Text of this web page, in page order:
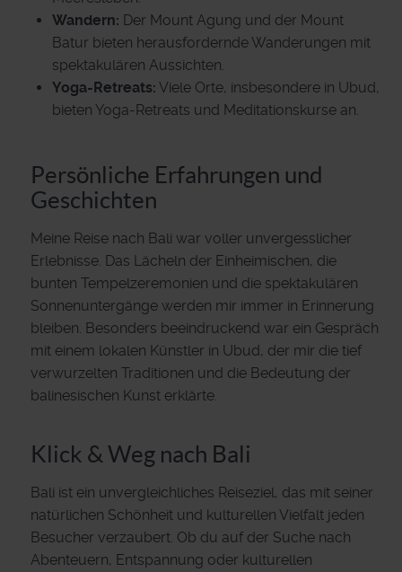
Wandern: Der Mount Agung und der Mount
Batur bieten herausfordernde Wanderungen mit
spektakulären Aussichten.
Yoga-Retreats: Viele Orte, insbesondere in Ubud,
bieten Yoga-Retreats und Meditationskurse an.
Persönliche Erfahrungen und
Geschichten
Meine Reise nach Bali war voller unvergesslicher
Erlebnisse. Das Lächeln der Einheimischen, die
bunten Tempelzeremonien und die spektakulären
Sonnenuntergänge werden mir immer in Erinnerung
bleiben. Besonders beeindruckend war ein Gespräch
mit einem lokalen Künstler in Ubud, der mir die tief
verwurzelten Traditionen und die Bedeutung der
balinesischen Kunst erklärte.
Klick & Weg nach Bali
Bali ist ein unvergleichliches Reiseziel, das mit seiner
natürlichen Schönheit und kulturellen Vielfalt jeden
Besucher verzaubert. Ob du auf der Suche nach
Abenteuern, Entspannung oder kulturellen